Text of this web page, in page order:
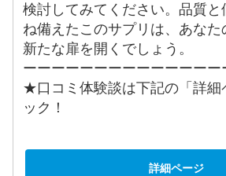
検討してみてください。品質
ね備えたこのサプリは、あな
新たな扉を開くでしょう。
ーーーーーーーーーーーーーー
★口コミ体験談は下記の「詳細
ック！
詳細ページ